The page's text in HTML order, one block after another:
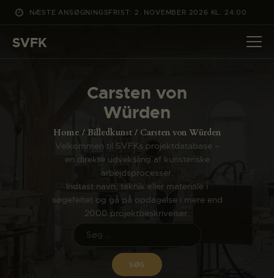
NÆSTE ANSØGNINGSFRIST: 2. NOVEMBER 2026 KL. 24:00
SVFK
Carsten von
Würden
Home Billedkunst Carsten von Würden
Velkommen til SVFKs projektdatabase –
en direkte udveksling af kunsteriske
arbejdsprocesser.
Indtast navn, teknik eller materiale i
søgefeltet og gå på opdagelse i mere end
2000 projektbeskrivelser.
DET SKER
PROJEKTER
ANSØG
OM SVFK
ENGLISH